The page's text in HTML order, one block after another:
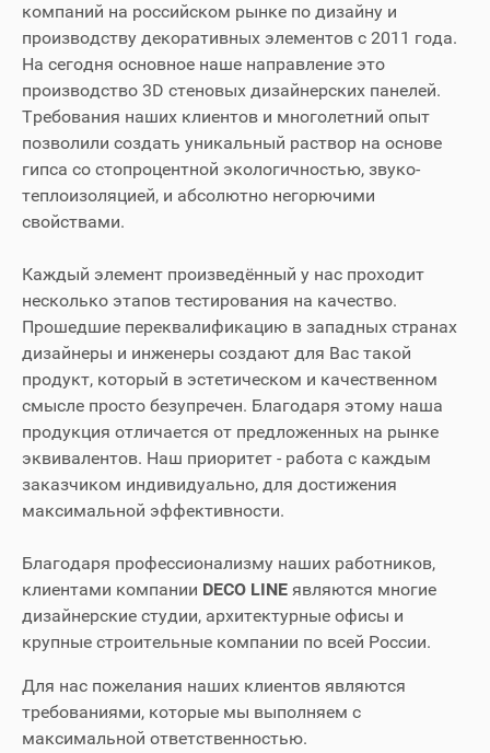
компаний на российском рынке по дизайну и
производству декоративных элементов с 2011 года.
На сегодня основное наше направление это
производство 3D стеновых дизайнерских панелей.
Требования наших клиентов и многолетний опыт
позволили создать уникальный раствор на основе
гипса со стопроцентной экологичностью, звуко-
теплоизоляцией, и абсолютно негорючими
свойствами.
Каждый элемент произведённый у нас проходит
несколько этапов тестирования на качество.
Прошедшие переквалификацию в западных странах
дизайнеры и инженеры создают для Вас такой
продукт, который в эстетическом и качественном
смысле просто безупречен. Благодаря этому наша
продукция отличается от предложенных на рынке
эквивалентов. Наш приоритет - работа с каждым
заказчиком индивидуально, для достижения
максимальной эффективности.
Благодаря профессионализму наших работников,
клиентами компании DECO LINE являются многие
дизайнерские студии, архитектурные офисы и
крупные строительные компании по всей России.
Для нас пожелания наших клиентов являются
требованиями, которые мы выполняем с
максимальной ответственностью.